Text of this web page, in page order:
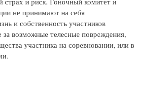
не принимают на себя
и собственность участников
за возможные телесные повреждения,
участника на соревновании, или в